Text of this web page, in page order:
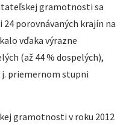
gramotnosti sa
porovnávaných krajín na
vďaka výrazne
(až 44 % dospelých),
priemernom stupni
gramotnosti v roku 2012